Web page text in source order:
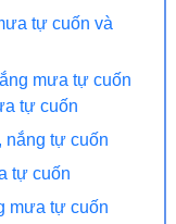
tự cuốn và
mưa tự cuốn
tự cuốn
nắng tự cuốn
tự cuốn
mưa tự cuốn